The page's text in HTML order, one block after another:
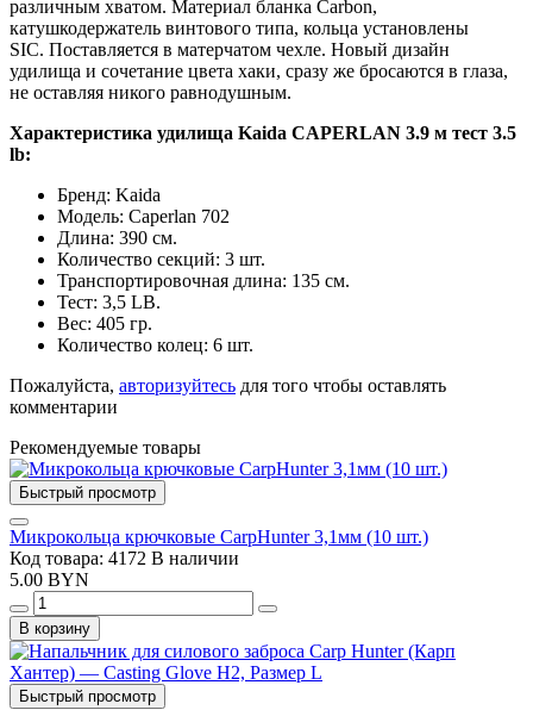
различным хватом. Материал бланка Carbon,
катушкодержатель винтового типа, кольца установлены
SIC. Поставляется в матерчатом чехле. Новый дизайн
удилища и сочетание цвета хаки, сразу же бросаются в глаза,
не оставляя никого равнодушным.
Характеристика удилища Kaida CAPERLAN 3.9 м тест 3.5
lb:
Бренд: Kaida
Модель: Caperlan 702
Длина: 390 см.
Количество секций: 3 шт.
Транспортировочная длина: 135 см.
Тест: 3,5 LB.
Вес: 405 гр.
Количество колец: 6 шт.
Пожалуйста, авторизуйтесь для того чтобы оставлять
комментарии
Рекомендуемые товары
Быстрый просмотр
Микрокольца крючковые CarpHunter 3,1мм (10 шт.)
Код товара: 4172 В наличии
5.00 BYN
В корзину
Быстрый просмотр